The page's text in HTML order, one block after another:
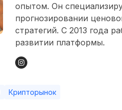
опытом. Он
прогнозировании
стратегий. С 2013 года
развитии платформы.
Крипторынок